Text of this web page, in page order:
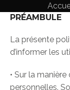
PRÉAMBULE
La présente
d’informer les
• Sur la
personnelles.